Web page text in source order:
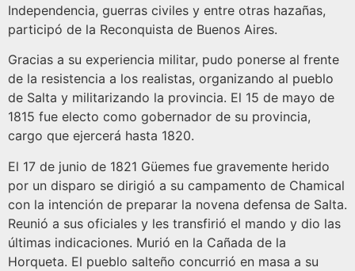
Independencia, guerras civiles y entre otras hazañas,
participó de la Reconquista de Buenos Aires.
Gracias a su experiencia militar, pudo ponerse al frente
de la resistencia a los realistas, organizando al pueblo
de Salta y militarizando la provincia. El 15 de mayo de
1815 fue electo como gobernador de su provincia,
cargo que ejercerá hasta 1820.
El 17 de junio de 1821 Güemes fue gravemente herido
por un disparo se dirigió a su campamento de Chamical
con la intención de preparar la novena defensa de Salta.
Reunió a sus oficiales y les transfirió el mando y dio las
últimas indicaciones. Murió en la Cañada de la
Horqueta. El pueblo salteño concurrió en masa a su